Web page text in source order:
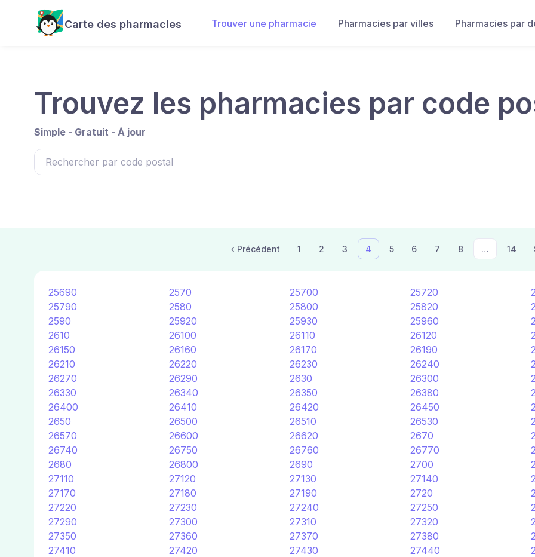
Carte des pharmacies Trouver une pharmacie Pharmacies par villes Pharmacies par
Trouvez les pharmacies par code
Simple - Gratuit - À jour
‹ Précédent 1 2 3 4 5 6 7 8 … 14
25690 2570 25700 25720
25790
2580 25800 25820
2590
25920 25930 25960
2610
26100 26110 26120
26150
26160 26170 26190
26210
26220 26230 26240
26270
26290 2630 26300
26330
26340 26350 26380
26400
26410 26420 26450
2650
26500 26510 26530
26570
26600 26620 2670
26740
26750 26760 26770
2680
26800 2690 2700
27110
27120 27130 27140
27170
27180 27190 2720
27220
27230 27240 27250
27290
27300 27310 27320
27350
27360 27370 27380
27410
27420 27430 27440